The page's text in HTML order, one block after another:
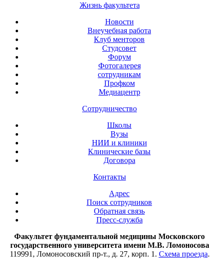
Жизнь факультета
Новости
Внеучебная работа
Клуб менторов
Студсовет
Форум
Фотогалерея
сотрудникам
Профком
Медиацентр
Сотрудничество
Школы
Вузы
НИИ и клиники
Клинические базы
Договора
Контакты
Адрес
Поиск сотрудников
Обратная связь
Пресс-служба
Факультет фундаментальной медицины Московского
государственного университета имени М.В. Ломоносова
119991, Ломоносовский пр-т., д. 27, корп. 1. Схема проезда.